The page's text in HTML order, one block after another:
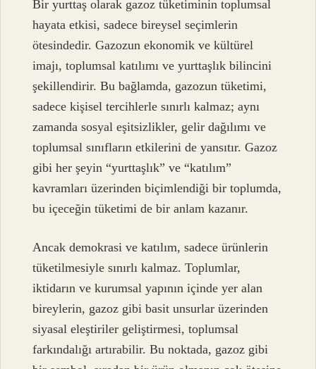
Bir yurttaş olarak gazoz tüketiminin toplumsal
hayata etkisi, sadece bireysel seçimlerin
ötesindedir. Gazozun ekonomik ve kültürel
imajı, toplumsal katılımı ve yurttaşlık bilincini
şekillendirir. Bu bağlamda, gazozun tüketimi,
sadece kişisel tercihlerle sınırlı kalmaz; aynı
zamanda sosyal eşitsizlikler, gelir dağılımı ve
toplumsal sınıfların etkilerini de yansıtır. Gazoz
gibi her şeyin “yurttaşlık” ve “katılım”
kavramları üzerinden biçimlendiği bir toplumda,
bu içeceğin tüketimi de bir anlam kazanır.
Ancak demokrasi ve katılım, sadece ürünlerin
tüketilmesiyle sınırlı kalmaz. Toplumlar,
iktidarın ve kurumsal yapının içinde yer alan
bireylerin, gazoz gibi basit unsurlar üzerinden
siyasal eleştiriler geliştirmesi, toplumsal
farkındalığı artırabilir. Bu noktada, gazoz gibi